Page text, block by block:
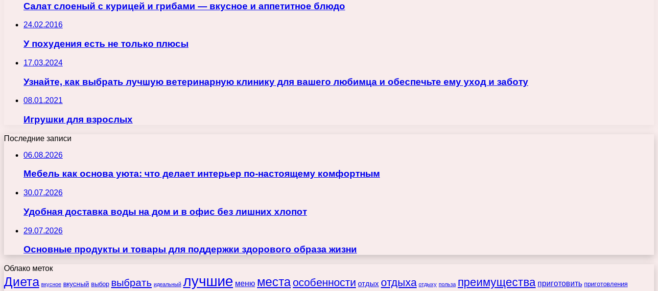
Салат слоеный с курицей и грибами — вкусное и аппетитное блюдо
24.02.2016
У похудения есть не только плюсы
17.03.2024
Узнайте, как выбрать лучшую ветеринарную клинику для вашего любимца и обеспечьте ему уход и заботу
08.01.2021
Игрушки для взрослых
Последние записи
06.08.2026
Мебель как основа уюта: что делает интерьер по-настоящему комфортным
30.07.2026
Удобная доставка воды на дом и в офис без лишних хлопот
29.07.2026
Основные продукты и товары для поддержки здорового образа жизни
Облако меток
Диета вкусное вкусный выбор выбрать идеальный лучшие меню места особенности отдых отдыха отдыху польза преимущества приготовить приготовления